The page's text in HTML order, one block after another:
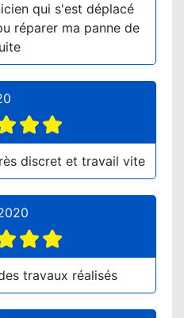
qui s'est déplacé
réparer ma panne de
discret et travail vite
travaux réalisés